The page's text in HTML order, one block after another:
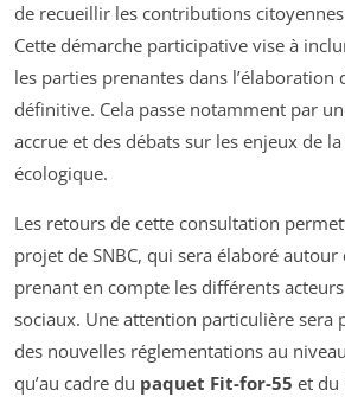
de recueillir les contributions
Cette démarche participative vise à
les parties prenantes dans l’élaboration
définitive. Cela passe notamment par
accrue et des débats sur les enjeux de
écologique.
Les retours de cette consultation
projet de SNBC, qui sera élaboré autour
prenant en compte les différents
sociaux. Une attention particulière sera
des nouvelles réglementations au
qu’au cadre du paquet Fit-for-55 et du